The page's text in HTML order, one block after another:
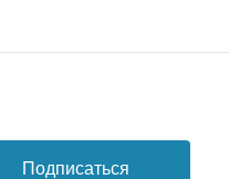
Подписаться